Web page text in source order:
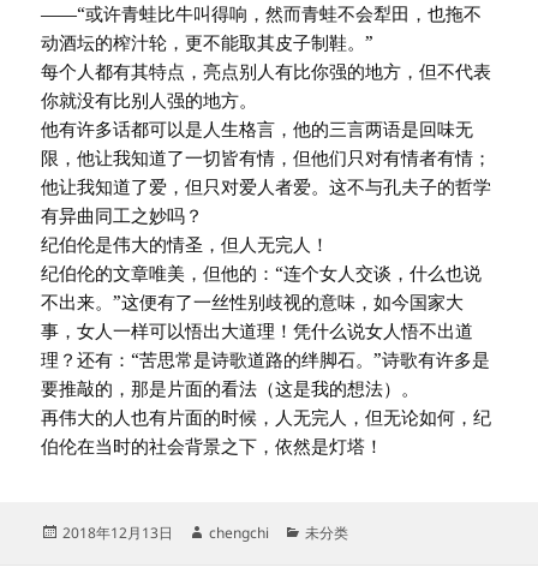
——“或许青蛙比牛叫得响，然而青蛙不会犁田，也拖不
动酒坛的榨汁轮，更不能取其皮子制鞋。”
每个人都有其特点，亮点别人有比你强的地方，但不代表
你就没有比别人强的地方。
他有许多话都可以是人生格言，他的三言两语是回味无
限，他让我知道了一切皆有情，但他们只对有情者有情；
他让我知道了爱，但只对爱人者爱。这不与孔夫子的哲学
有异曲同工之妙吗？
纪伯伦是伟大的情圣，但人无完人！
纪伯伦的文章唯美，但他的：“连个女人交谈，什么也说
不出来。”这便有了一丝性别歧视的意味，如今国家大
事，女人一样可以悟出大道理！凭什么说女人悟不出道
理？还有：“苦思常是诗歌道路的绊脚石。”诗歌有许多是
要推敲的，那是片面的看法（这是我的想法）。
再伟大的人也有片面的时候，人无完人，但无论如何，纪
伯伦在当时的社会背景之下，依然是灯塔！
发
2018年12月13日
作
chengchi
分
未分类